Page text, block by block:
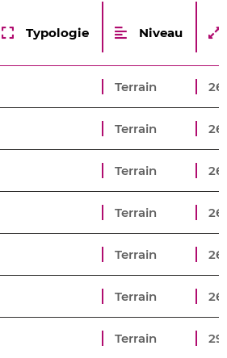
Typologie Niveau
Terrain
Terrain
Terrain
Terrain
Terrain
Terrain
Terrain